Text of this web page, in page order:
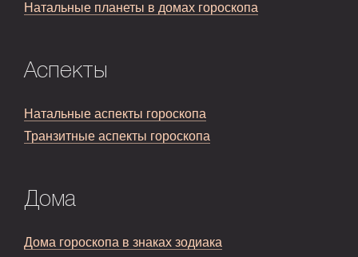
Натальные планеты в домах гороскопа
Аспекты
Натальные аспекты гороскопа
Транзитные аспекты гороскопа
Дома
Дома гороскопа в знаках зодиака